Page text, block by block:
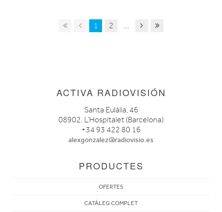
1 2 ...
ACTIVA RADIOVISIÓN
Santa Eulàlia, 46
08902. L’Hospitalet (Barcelona)
+34 93 422 80 16
alexgonzalez@radiovisio.es
PRODUCTES
OFERTES
CATÀLEG COMPLET